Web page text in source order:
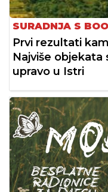
SURADNJA S
Prvi rezultati
Najviše
upravo u Istri